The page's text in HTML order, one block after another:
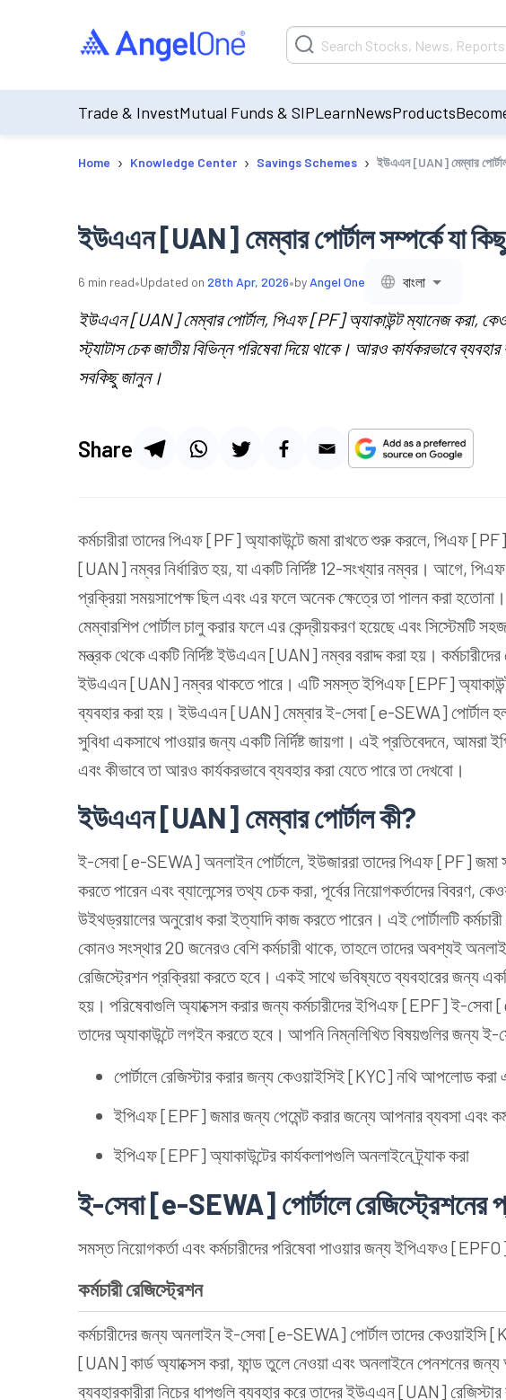
Trade & InvestMutual Funds & SIPLearnNewsProducts
Home › Knowledge Center › Savings Schemes › ইউএএন [UAN] মেম্বার পোর্টাল
ইউএএন [UAN] মেম্বার পোর্টাল সম্পর্কে যা
6 min read•Updated on 28th Apr, 2026•by Angel One বাংলা
ইউএএন [UAN] মেম্বার পোর্টাল, পিএফ [PF] অ্যাকাউন্ট ম্যানেজ করা,
স্ট্যাটাস চেক জাতীয় বিভিন্ন পরিষেবা দিয়ে থাকে। আরও কার্যকরভাবে
সবকিছু জানুন।
Share
কর্মচারীরা তাদের পিএফ [PF] অ্যাকাউন্টে জমা রাখতে শুরু করলে, পিএফ
[UAN] নম্বর নির্ধারিত হয়, যা একটি নির্দিষ্ট 12-সংখ্যার নম্বর। আগে,
প্রক্রিয়া সময়সাপেক্ষ ছিল এবং এর ফলে অনেক ক্ষেত্রে তা পালন করা
মেম্বারশিপ পোর্টাল চালু করার ফলে এর কেন্দ্রীয়করণ হয়েছে এবং সিস্টেমটি
মন্ত্রক থেকে একটি নির্দিষ্ট ইউএএন [UAN] নম্বর বরাদ্দ করা হয়।
ইউএএন [UAN] নম্বর থাকতে পারে। এটি সমস্ত ইপিএফ [EPF]
ব্যবহার করা হয়। ইউএএন [UAN] মেম্বার ই-সেবা [e-SEWA] পোর্টাল
সুবিধা একসাথে পাওয়ার জন্য একটি নির্দিষ্ট জায়গা। এই প্রতিবেদনে,
এবং কীভাবে তা আরও কার্যকরভাবে ব্যবহার করা যেতে পারে তা দেখবো।
ইউএএন [UAN] মেম্বার পোর্টাল কী?
ই-সেবা [e-SEWA] অনলাইন পোর্টালে, ইউজাররা তাদের পিএফ [PF] জমা
করতে পারেন এবং ব্যালেন্সের তথ্য চেক করা, পূর্বের নিয়োগকর্তাদের বিবরণ,
উইথড্রয়ালের অনুরোধ করা ইত্যাদি কাজ করতে পারেন। এই পোর্টালটি
কোনও সংস্থার 20 জনেরও বেশি কর্মচারী থাকে, তাহলে তাদের অবশ্যই
রেজিস্ট্রেশন প্রক্রিয়া করতে হবে। একই সাথে ভবিষ্যতে ব্যবহারের জন্য একটি
হয়। পরিষেবাগুলি অ্যাক্সেস করার জন্য কর্মচারীদের ইপিএফ [EPF] ই-সেবা
তাদের অ্যাকাউন্টে লগইন করতে হবে। আপনি নিম্নলিখিত বিষয়গুলির জন্য
পোর্টালে রেজিস্টার করার জন্য কেওয়াইসিই [KYC] নথি আপলোড করা
ইপিএফ [EPF] জমার জন্য পেমেন্ট করার জন্যে আপনার ব্যবসা এবং
ইপিএফ [EPF] অ্যাকাউন্টের কার্যকলাপগুলি অনলাইনে ট্র্যাক করা
ই-সেবা [e-SEWA] পোর্টালে রেজিস্ট্রেশনের
সমস্ত নিয়োগকর্তা এবং কর্মচারীদের পরিষেবা পাওয়ার জন্য ইপিএফও
কর্মচারী রেজিস্ট্রেশন
কর্মচারীদের জন্য অনলাইন ই-সেবা [e-SEWA] পোর্টাল তাদের কেওয়াইসি
[UAN] কার্ড অ্যাক্সেস করা, ফান্ড তুলে নেওয়া এবং অনলাইনে পেনশনের
ব্যবহারকারীরা নিচের ধাপগুলি ব্যবহার করে তাদের ইউএএন [UAN]